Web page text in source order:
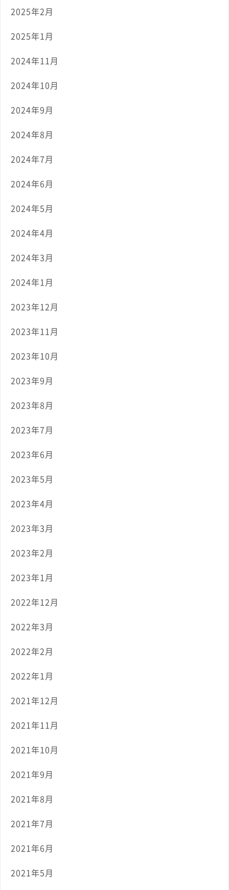
2025年2月
2025年1月
2024年11月
2024年10月
2024年9月
2024年8月
2024年7月
2024年6月
2024年5月
2024年4月
2024年3月
2024年1月
2023年12月
2023年11月
2023年10月
2023年9月
2023年8月
2023年7月
2023年6月
2023年5月
2023年4月
2023年3月
2023年2月
2023年1月
2022年12月
2022年3月
2022年2月
2022年1月
2021年12月
2021年11月
2021年10月
2021年9月
2021年8月
2021年7月
2021年6月
2021年5月